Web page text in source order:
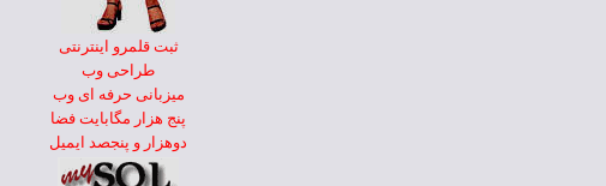
ثبت قلمرو اينترنتی
طراحی وب
ميزبانی حرفه ای وب
پنج هزار مگابايت فضا
دوهزار و پنجصد ايميل